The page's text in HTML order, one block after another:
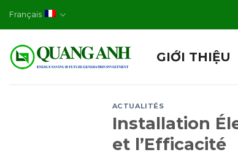
Français
GIỚI THIỆU
ACTUALITÉS
Installation
et l’Efficacité